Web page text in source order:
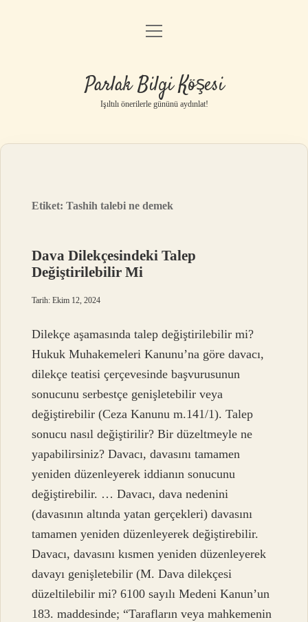
Anasayfa
Yasal Uyarı
menüyü
Parlak Bilgi Köşesi
Işıltılı önerilerle gününü aydınlat!
Etiket:Tashih talebi ne demek
Dava Dilekçesindeki Talep
Değiştirilebilir Mi
Tarih: Ekim 12, 2024
Dilekçe aşamasında talep değiştirilebilir mi?
Hukuk Muhakemeleri Kanunu’na göre davacı,
dilekçe teatisi çerçevesinde başvurusunun
sonucunu serbestçe genişletebilir veya
değiştirebilir (Ceza Kanunu m.141/1). Talep
sonucu nasıl değiştirilir? Bir düzeltmeyle ne
yapabilirsiniz? Davacı, davasını tamamen
yeniden düzenleyerek iddianın sonucunu
değiştirebilir. … Davacı, dava nedenini
(davasının altında yatan gerçekleri) davasını
tamamen yeniden düzenleyerek değiştirebilir.
Davacı, davasını kısmen yeniden düzenleyerek
davayı genişletebilir (M. Dava dilekçesi
düzeltilebilir mi? 6100 sayılı Medeni Kanun’un
183. maddesinde; “Tarafların veya mahkemenin